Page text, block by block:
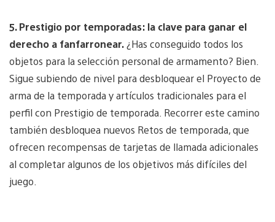
5. Prestigio por temporadas: la clave para ganar el
derecho a fanfarronear.¿Has conseguido todos los
objetos para la selección personal de armamento? Bien.
Sigue subiendo de nivel para desbloquear el Proyecto de
arma de la temporada y artículos tradicionales para el
perfil con Prestigio de temporada. Recorrer este camino
también desbloquea nuevos Retos de temporada, que
ofrecen recompensas de tarjetas de llamada adicionales
al completar algunos de los objetivos más difíciles del
juego.